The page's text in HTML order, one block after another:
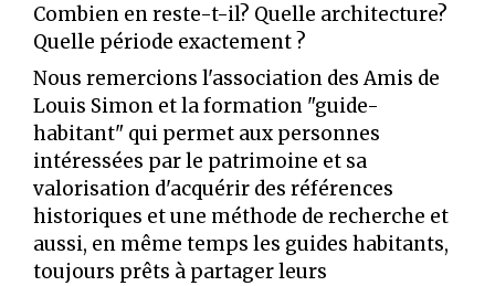
Combien en reste-t-il? Quelle architecture?
Quelle période exactement ?
Nous remercions l'association des Amis de
Louis Simon et la formation "guide-
habitant" qui permet aux personnes
intéressées par le patrimoine et sa
valorisation d'acquérir des références
historiques et une méthode de recherche et
aussi, en même temps les guides habitants,
toujours prêts à partager leurs